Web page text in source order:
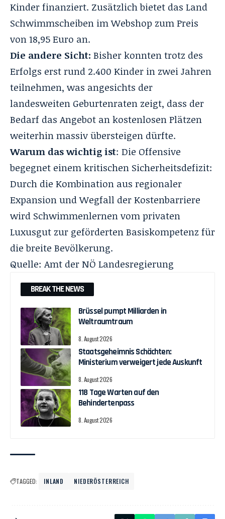
Kinder finanziert. Zusätzlich bietet das Land
Schwimmscheiben im Webshop zum Preis
von 18,95 Euro an.
Die andere Sicht: Bisher konnten trotz des
Erfolgs erst rund 2.400 Kinder in zwei Jahren
teilnehmen, was angesichts der
landesweiten Geburtenraten zeigt, dass der
Bedarf das Angebot an kostenlosen Plätzen
weiterhin massiv übersteigen dürfte.
Warum das wichtig ist: Die Offensive
begegnet einem kritischen Sicherheitsdefizit:
Durch die Kombination aus regionaler
Expansion und Wegfall der Kostenbarriere
wird Schwimmenlernen vom privaten
Luxusgut zur geförderten Basiskompetenz für
die breite Bevölkerung.
Quelle: Amt der NÖ Landesregierung
BREAK THE NEWS
Brüssel pumpt Milliarden in
Weltraumtraum
8. August 2026
Staatsgeheimnis Schächten:
Ministerium verweigert jede Auskunft
8. August 2026
118 Tage Warten auf den
Behindertenpass
8. August 2026
TAGGED: INLAND NIEDERÖSTERREICH